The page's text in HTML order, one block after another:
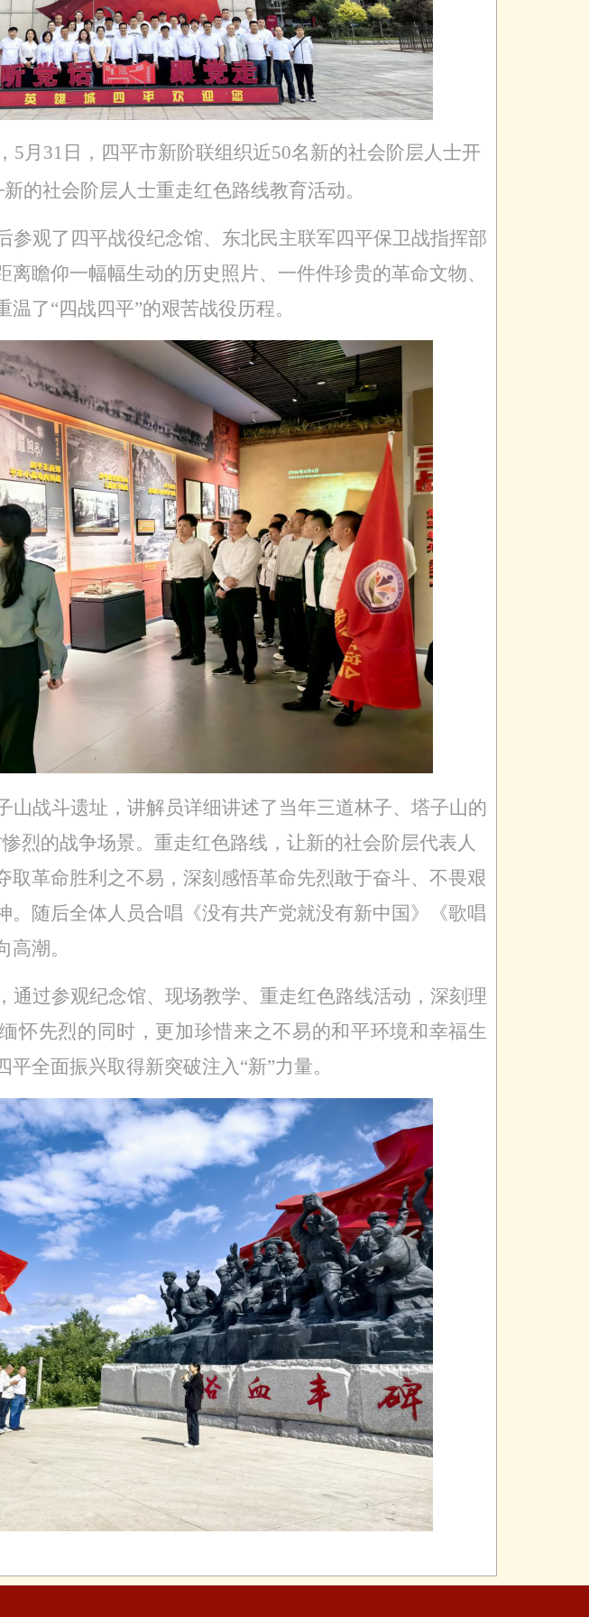
5月31日，四平市新阶联组织近50名新的社会阶层人士开
新的社会阶层人士重走红色路线教育活动。
参观了四平战役纪念馆、东北民主联军四平保卫战指挥部
离瞻仰一幅幅生动的历史照片、一件件珍贵的革命文物、
温了“四战四平”的艰苦战役历程。
山战斗遗址，讲解员详细讲述了当年三道林子、塔子山的
烈的战争场景。重走红色路线，让新的社会阶层代表人
取革命胜利之不易，深刻感悟革命先烈敢于奋斗、不畏艰
。随后全体人员合唱《没有共产党就没有新中国》《歌唱
潮。
通过参观纪念馆、现场教学、重走红色路线活动，深刻理
怀先烈的同时，更加珍惜来之不易的和平环境和幸福生
全面振兴取得新突破注入“新”力量。